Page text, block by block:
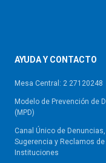
AYUDA Y CONTACTO
Mesa Central: 2 27120248
Modelo de Prevención de
(MPD)
Canal Único de Denuncias,
Sugerencia y Reclamos de
Instituciones